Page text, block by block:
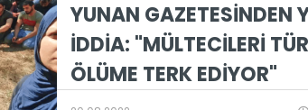
YUNAN GAZETESİNDEN
İDDİA: "MÜLTECİLERİ
ÖLÜME TERK EDİYOR"